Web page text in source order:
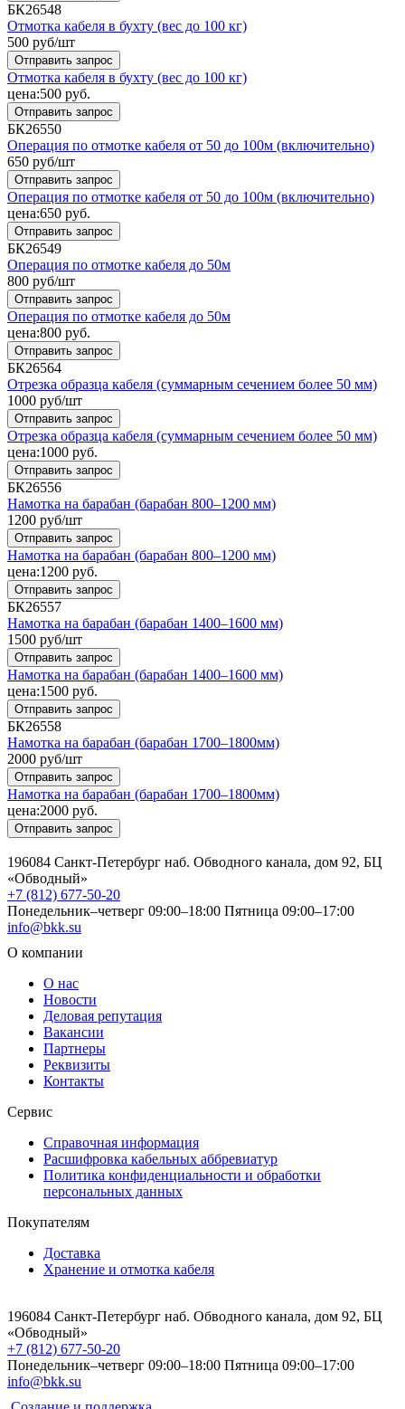
БК26548
Отмотка кабеля в бухту (вес до 100 кг)
500 руб/шт
Отправить запрос
Отмотка кабеля в бухту (вес до 100 кг)
цена:500 руб.
Отправить запрос
БК26550
Операция по отмотке кабеля от 50 до 100м (включительно)
650 руб/шт
Отправить запрос
Операция по отмотке кабеля от 50 до 100м (включительно)
цена:650 руб.
Отправить запрос
БК26549
Операция по отмотке кабеля до 50м
800 руб/шт
Отправить запрос
Операция по отмотке кабеля до 50м
цена:800 руб.
Отправить запрос
БК26564
Отрезка образца кабеля (суммарным сечением более 50 мм)
1000 руб/шт
Отправить запрос
Отрезка образца кабеля (суммарным сечением более 50 мм)
цена:1000 руб.
Отправить запрос
БК26556
Намотка на барабан (барабан 800–1200 мм)
1200 руб/шт
Отправить запрос
Намотка на барабан (барабан 800–1200 мм)
цена:1200 руб.
Отправить запрос
БК26557
Намотка на барабан (барабан 1400–1600 мм)
1500 руб/шт
Отправить запрос
Намотка на барабан (барабан 1400–1600 мм)
цена:1500 руб.
Отправить запрос
БК26558
Намотка на барабан (барабан 1700–1800мм)
2000 руб/шт
Отправить запрос
Намотка на барабан (барабан 1700–1800мм)
цена:2000 руб.
Отправить запрос
196084 Санкт-Петербург наб. Обводного канала, дом 92, БЦ
«Обводный»
+7 (812) 677-50-20
Понедельник–четверг 09:00–18:00 Пятница 09:00–17:00
info@bkk.su
О компании
О нас
Новости
Деловая репутация
Вакансии
Партнеры
Реквизиты
Контакты
Сервис
Справочная информация
Расшифровка кабельных аббревиатур
Политика конфиденциальности и обработки
персональных данных
Покупателям
Доставка
Хранение и отмотка кабеля
196084 Санкт-Петербург наб. Обводного канала, дом 92, БЦ
«Обводный»
+7 (812) 677-50-20
Понедельник–четверг 09:00–18:00 Пятница 09:00–17:00
info@bkk.su